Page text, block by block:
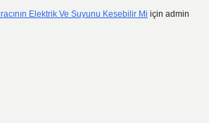
Elektrik Ve Suyunu Kesebilir Mi için admin